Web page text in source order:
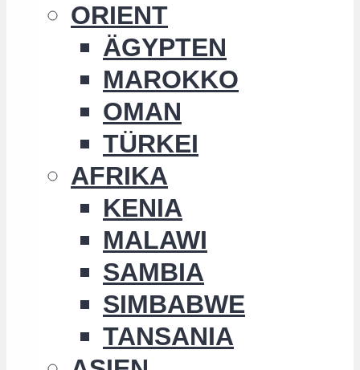
ORIENT
ÄGYPTEN
MAROKKO
OMAN
TÜRKEI
AFRIKA
KENIA
MALAWI
SAMBIA
SIMBABWE
TANSANIA